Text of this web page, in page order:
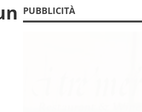
PUBBLICITÀ